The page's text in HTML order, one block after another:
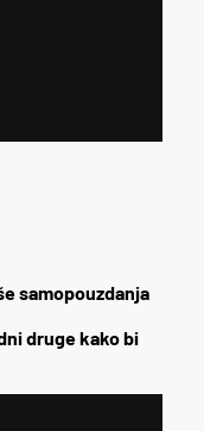
samopouzdanja
druge kako bi